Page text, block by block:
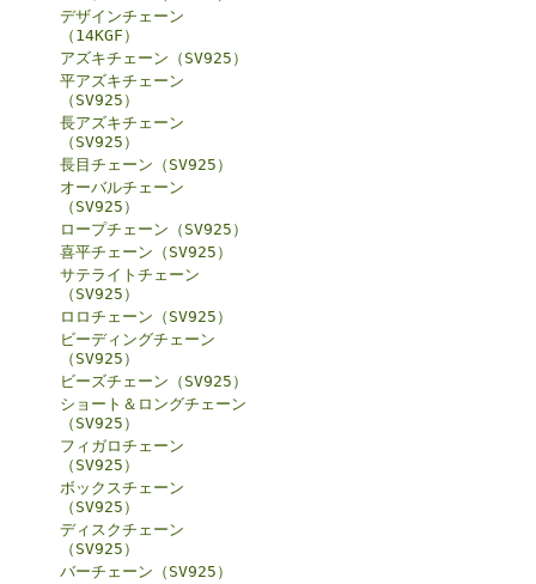
デザインチェーン
（14KGF）
アズキチェーン（SV925）
平アズキチェーン
（SV925）
長アズキチェーン
（SV925）
長目チェーン（SV925）
オーバルチェーン
（SV925）
ロープチェーン（SV925）
喜平チェーン（SV925）
サテライトチェーン
（SV925）
ロロチェーン（SV925）
ビーディングチェーン
（SV925）
ビーズチェーン（SV925）
ショート＆ロングチェーン
（SV925）
フィガロチェーン
（SV925）
ボックスチェーン
（SV925）
ディスクチェーン
（SV925）
バーチェーン（SV925）